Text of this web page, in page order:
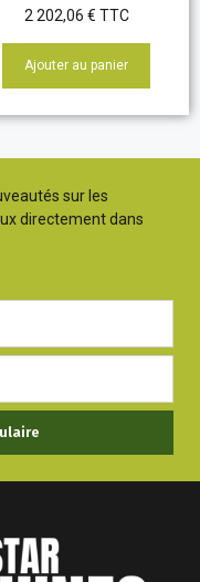
2 202,06 € TTC
Ajouter au panier
sur les
directement dans